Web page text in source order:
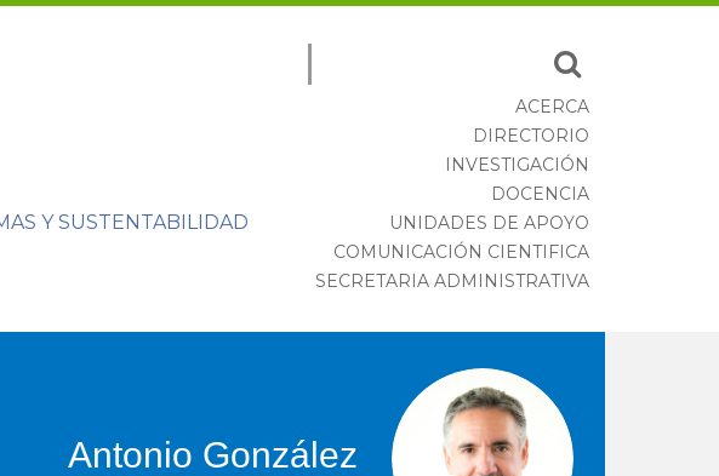
Y SUSTENTABILIDAD
ACERCA
DIRECTORIO
INVESTIGACIÓN
DOCENCIA
UNIDADES DE APOYO
COMUNICACIÓN CIENTIFICA
SECRETARIA ADMINISTRATIVA
Antonio González